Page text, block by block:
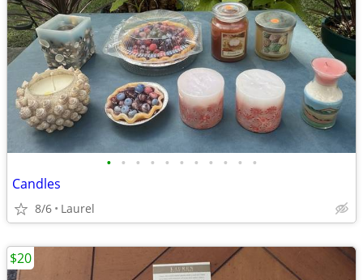
• • • • • • • • • • •
Candles
8/6 Laurel
$20